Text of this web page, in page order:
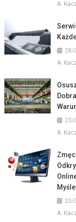
A.
28/
A.
23/
A.
23/
A.